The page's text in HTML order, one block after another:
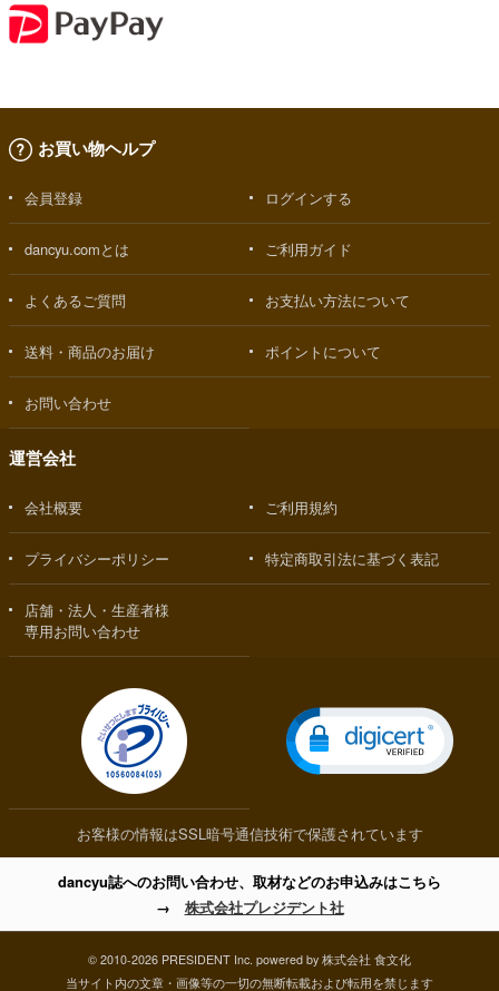
お買い物ヘルプ
会員登録 ログインする
dancyu.comとは ご利用ガイド
よくあるご質問 お支払い方法について
送料・商品のお届け ポイントについて
お問い合わせ
運営会社
会社概要 ご利用規約
プライバシーポリシー 特定商取引法に基づく表記
店舗・法人・生産者様
専用お問い合わせ
お客様の情報はSSL暗号通信技術で保護されています
dancyu誌へのお問い合わせ、取材などのお申込みはこちら
→ 株式会社プレジデント社
© 2010-2026 PRESIDENT Inc. powered by 株式会社 食文化
当サイト内の文章・画像等の一切の無断転載および転用を禁じます